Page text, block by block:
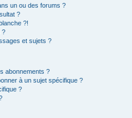
un ou des forums ?
?
?!
?
et sujets ?
abonnements ?
à un sujet spécifique ?
?